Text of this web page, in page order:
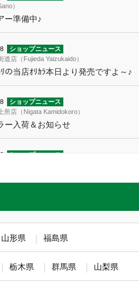
）
ー準備中♪
ショップニュース
道店（Fujieda Yaizukaido）
ﾘの当店ｵﾘｶﾗ本日より発売ですよ～♪
ショップニュース
所店（Nigata Kamidokoro）
ー入荷＆お知らせ
ショップニュース
（Aki Hiroshima）
ャンペーン開催中！！
山形県 福島県
栃木県 群馬県 山梨県